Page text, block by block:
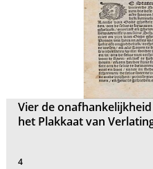
Vier de
het Plakkaat van
4